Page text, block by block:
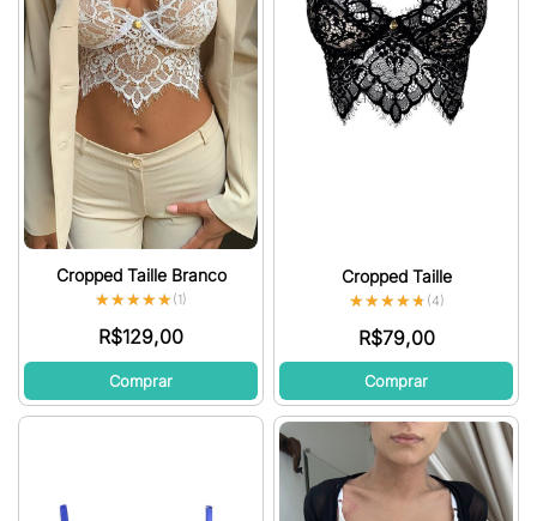
Cropped Taille Branco
★★★★★
★★★★★(1)
R$129,00
Comprar
Cropped Taille
★★★★★
★★★★★ (4)
R$79,00
Comprar